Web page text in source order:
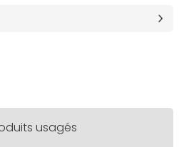
usagés